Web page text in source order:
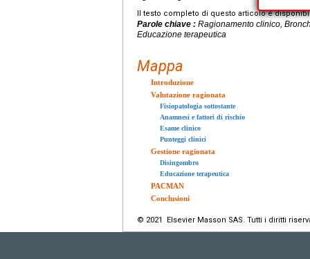
Il testo completo di questo articolo è
Parole chiave : Ragionamento clinico,
Educazione terapeutica
Mappa
Introduzione
Valutazione ragionata
Fisiopatologia sottostante
Anamnesi e fattori di rischio
Esame clinico
Punteggi clinici
Gestione ragionata
Disingombro
Educazione terapeutica
PACMAN
Conclusioni
© 2021 Elsevier Masson SAS. Tutti i diritti